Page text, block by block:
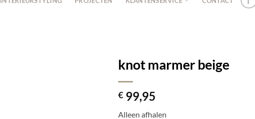
knot marmer beige
€ 99,95
Alleen afhalen